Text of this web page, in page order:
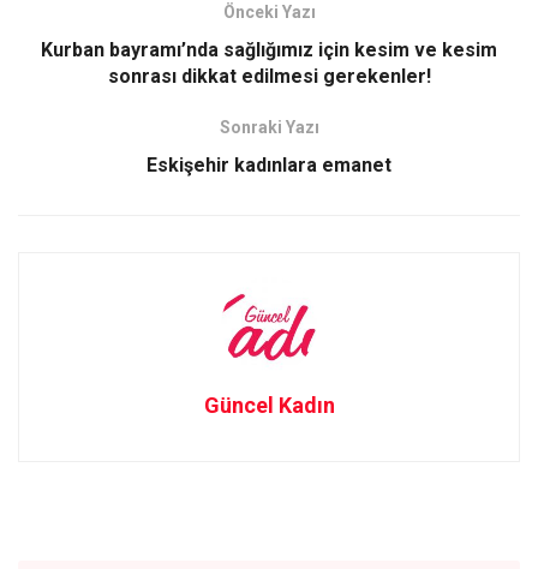
o
d
o
Önceki Yazı
Kurban bayramı’nda sağlığımız için kesim ve kesim
sonrası dikkat edilmesi gerekenler!
Sonraki Yazı
Eskişehir kadınlara emanet
Güncel Kadın